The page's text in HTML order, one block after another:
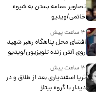
تصاویر عمامه بستن به شیوه
خاتمی/ویدیو
۳ ساعت پیش
افشای محل پناهگاه‌ رهبر شهید
روی آنتن زنده تلویزیون/ویدیو
۳ ساعت پیش
ثریا اسفندیاری بعد از طلاق و در
دیدار با گروه بیتلز